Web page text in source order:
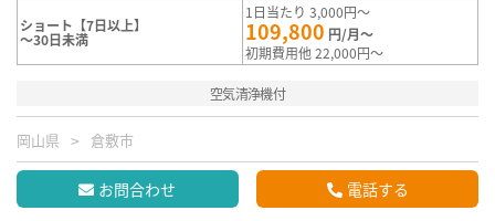
ショート【7日以上】
～30日未満
1日当たり 3,000円～
109,800 円/月～
初期費用他 22,000円～
空気清浄機付
岡山県 倉敷市
お問合わせ 電話する